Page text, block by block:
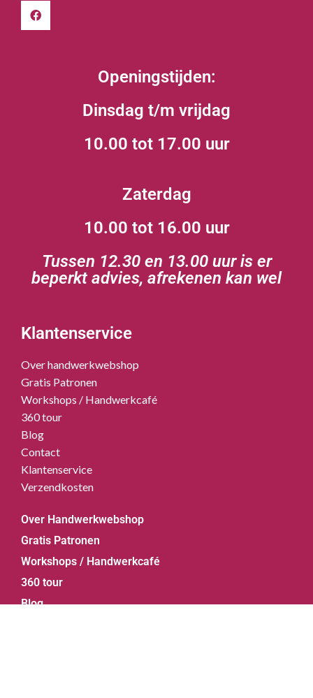
Openingstijden:
Dinsdag t/m vrijdag
10.00 tot 17.00 uur
Zaterdag
10.00 tot 16.00 uur
Tussen 12.30 en 13.00 uur is er
beperkt advies, afrekenen kan wel
Klantenservice
Over handwerkwebshop
Gratis Patronen
Workshops / Handwerkcafé
360 tour
Blog
Contact
Klantenservice
Verzendkosten
Over Handwerkwebshop
Gratis Patronen
Workshops / Handwerkcafé
360 tour
Blog